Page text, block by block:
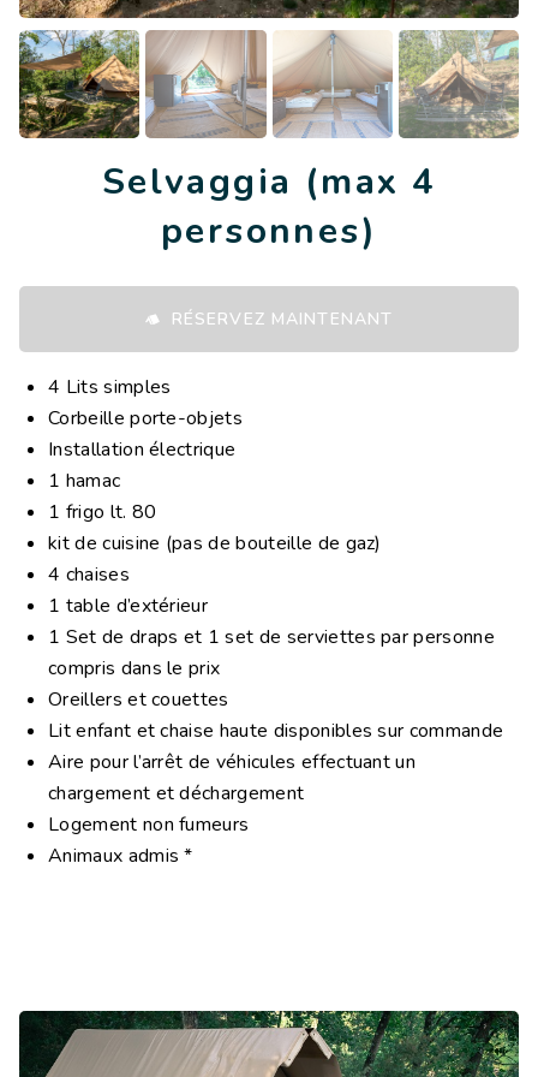
Selvaggia (max 4
personnes)
RÉSERVEZ MAINTENANT
4 Lits simples
Corbeille porte-objets
Installation électrique
1 hamac
1 frigo lt. 80
kit de cuisine (pas de bouteille de gaz)
4 chaises
1 table d’extérieur
1 Set de draps et 1 set de serviettes par personne
compris dans le prix
Oreillers et couettes
Lit enfant et chaise haute disponibles sur commande
Aire pour l’arrêt de véhicules effectuant un
chargement et déchargement
Logement non fumeurs
Animaux admis *